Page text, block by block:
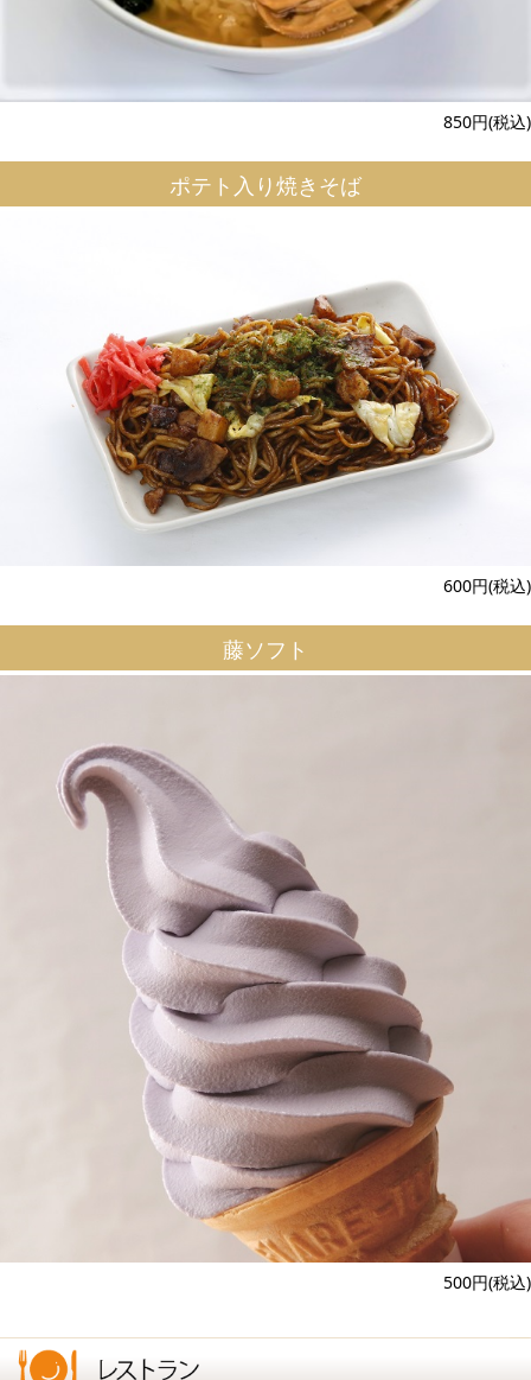
850円(税込)
ポテト入り焼きそば
600円(税込)
藤ソフト
500円(税込)